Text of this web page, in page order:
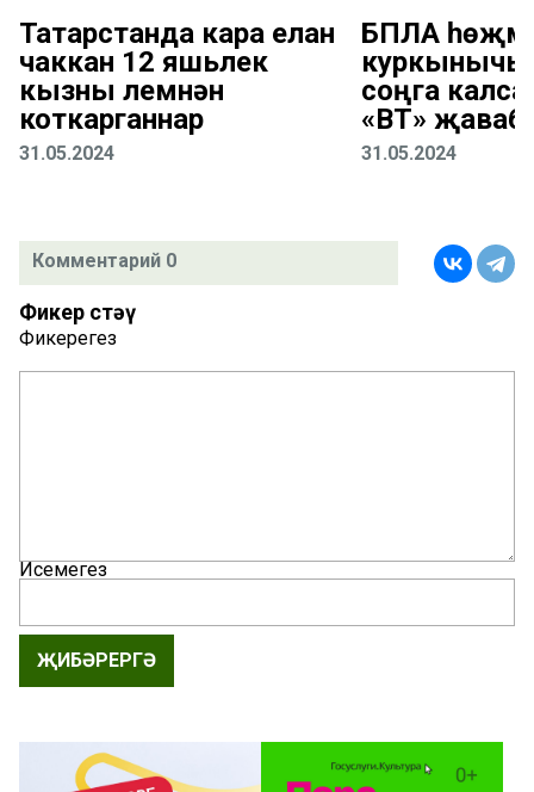
Татарстанда кара елан
чаккан 12 яшьлек
кызны үлемнән
коткарганнар
31.05.2024
БПЛА
куркынычы
соңга
«ВТ»
31.05.2024
Комментарий 0
Фикер өстәү
Фикерегез
Исемегез
ҖИБӘРЕРГӘ